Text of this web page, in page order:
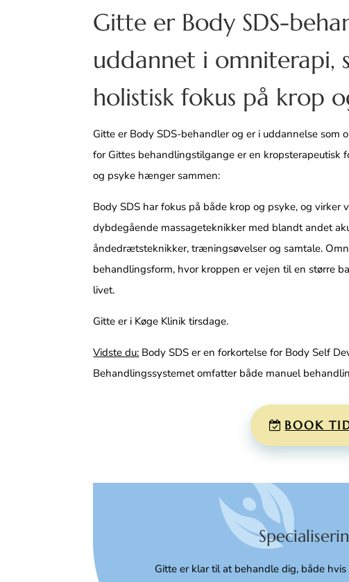
Gitte er Body SDS-
uddannet i omniterapi,
holistisk fokus på krop
Gitte er Body SDS-behandler og er i uddannelse som
for Gittes behandlingstilgange er en kropsterapeutisk
og psyke hænger sammen:
Body SDS har fokus på både krop og psyke, og virker
dybdegående massageteknikker med blandt andet
åndedrætsteknikker, træningsøvelser og samtale.
behandlingsform, hvor kroppen er vejen til en større
livet.
Gitte er i Køge Klinik tirsdage.
Vidste du: Body SDS er en forkortelse for Body Self
Behandlingssystemet omfatter både manuel
BOOK
Gitte er klar til at behandle dig, både